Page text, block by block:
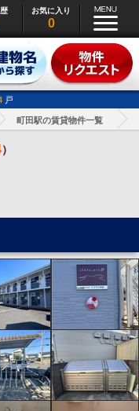
お気に入り
0
戸
町田駅の賃貸物件一覧
）